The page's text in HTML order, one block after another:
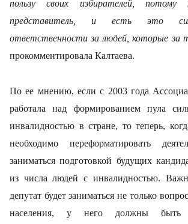
пользу своих избирателей,
представитель, и есть это
ответственности за людей, которые за
прокомментировала Калтаева.
По ее мнению, если с 2003 года
работала над формированием пула
инвалидностью в стране, то теперь,
необходимо переформатировать
заниматься подготовкой будущих
из числа людей с инвалидностью.
депутат будет заниматься не только
населения, у него должны быть